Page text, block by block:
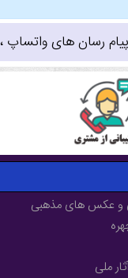
رسان های واتساپ ،
و عکس های مذهبی
ملی